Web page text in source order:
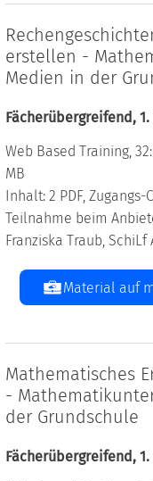
erstellen -
Medien in der
Fächerübergreifend,
Web Based Training,
MB
Inhalt: 2 PDF,
Teilnahme beim
Franziska Traub, SchiLf
Material auf
Mathematisches
-
der Grundschule
Fächerübergreifend,